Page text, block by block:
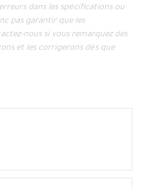
dans les spécifications ou
pas garantir que les
nous si vous remarquez des
et les corrigerons dès que